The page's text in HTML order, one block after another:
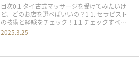
解説
目次0.1 タイ古式マッサージを受けてみたいけ
ど、どのお店を選べばいいの？1 1. セラピスト
の技術と経験をチェック！1.1 チェックすべき
ポイント2 2. 施術内容とメニューを確認2.1 基
2025.3.25